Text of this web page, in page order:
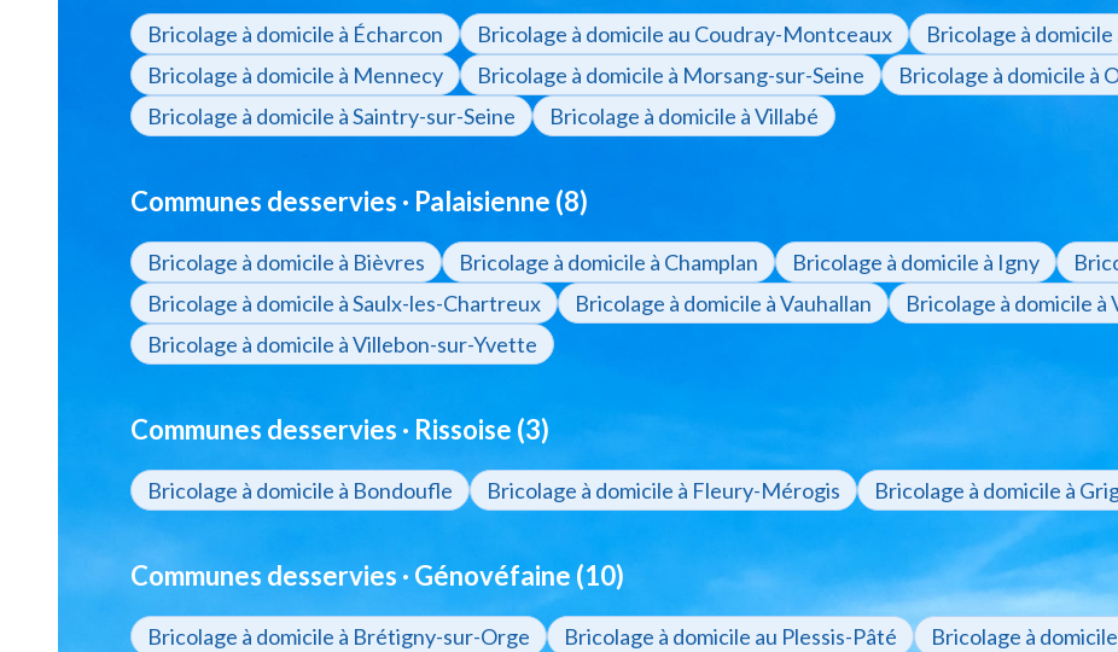
Bricolage à domicile à Écharcon Bricolage à domicile au Coudray-Montceaux
Bricolage à domicile
Bricolage à domicile à Mennecy
Bricolage à domicile à Morsang-sur-Seine
Bricolage à domicile à
Bricolage à domicile à Saintry-sur-Seine
Bricolage à domicile à Villabé
Communes desservies · Palaisienne (8)
Bricolage à domicile à Bièvres Bricolage à domicile à Champlan Bricolage à domicile à Igny
Bricolage à domicile à Saulx-les-Chartreux
Bricolage à domicile à Vauhallan
Bricolage à domicile
Bricolage à domicile à Villebon-sur-Yvette
Communes desservies · Rissoise (3)
Bricolage à domicile à Bondoufle Bricolage à domicile à Fleury-Mérogis Bricolage à domicile à
Communes desservies · Génovéfaine (10)
Bricolage à domicile à Brétigny-sur-Orge Bricolage à domicile au Plessis-Pâté
Bricolage à